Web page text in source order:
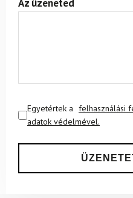
Az üzeneted
Egyetértek a felhasználási
adatok védelmével.